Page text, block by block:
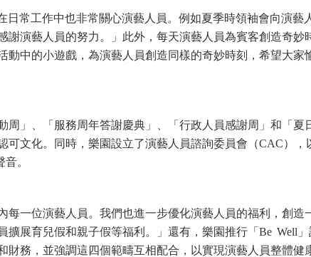
日常工作中也非常關心演藝人員。例如夏季時領袖會向演藝
謝演藝人員的努力。」此外，每天演藝人員為賓客創造奇妙
動中的小遊戲，為演藝人員創造同樣的奇妙時刻，希望大家
周」、「服務周年答謝慶典」、「行政人員感謝周」和「夏
文化。同時，樂園設立了演藝人員諮詢委員會（CAC），
。
每一位演藝人員。我們也進一步優化演藝人員的福利，創造
展育兒假和親子假等福利。」還有，樂園推行「Be Well」
務，並強調這四個範疇互相配合，以實現演藝人員整體健